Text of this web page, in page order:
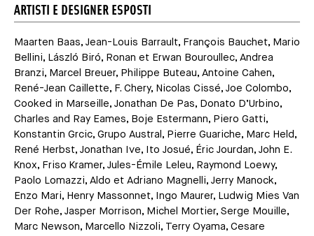
ARTISTI E DESIGNER ESPOSTI
Maarten Baas, Jean-Louis Barrault, François Bauchet, Mario
Bellini, László Biró, Ronan et Erwan Bouroullec, Andrea
Branzi, Marcel Breuer, Philippe Buteau, Antoine Cahen,
René-Jean Caillette, F. Chery, Nicolas Cissé, Joe Colombo,
Cooked in Marseille, Jonathan De Pas, Donato D’Urbino,
Charles and Ray Eames, Boje Estermann, Piero Gatti,
Konstantin Grcic, Grupo Austral, Pierre Guariche, Marc Held,
René Herbst, Jonathan Ive, Ito Josué, Éric Jourdan, John E.
Knox, Friso Kramer, Jules-Émile Leleu, Raymond Loewy,
Paolo Lomazzi, Aldo et Adriano Magnelli, Jerry Manock,
Enzo Mari, Henry Massonnet, Ingo Maurer, Ludwig Mies Van
Der Rohe, Jasper Morrison, Michel Mortier, Serge Mouille,
Marc Newson, Marcello Nizzoli, Terry Oyama, Cesare